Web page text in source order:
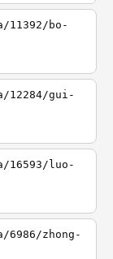
11392/bo-
12284/gui-
16593/luo-
6986/zhong-